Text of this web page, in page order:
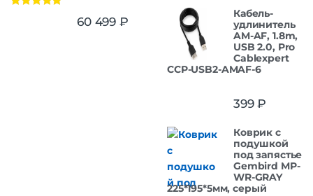
60 499 ₽
Кабель-
удлинитель
AM-AF, 1.8m,
USB 2.0, Pro
Cablexpert
CCP-USB2-AMAF-6
399₽
Коврик с
подушкой
под запястье
Gembird MP-
WR-GRAY
225*195*5мм, серый